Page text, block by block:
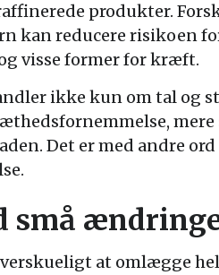
produkter.
kan reducere risikoen
visse former for kræft.
ikke kun om tal og
Det er med andre
små
at omlægge